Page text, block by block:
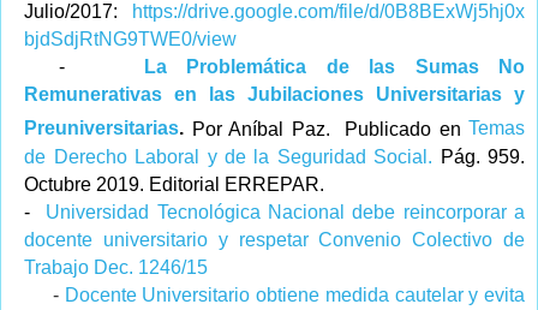
Julio/2017:
https://drive.google.com/file/d/0B8BExWj5hj0x
bjdSdjRtNG9TWE0/view
-
La Problemática de las Sumas No
Remunerativas en las Jubilaciones Universitarias y
Preuniversitarias. Por Aníbal Paz. Publicado enTemas
de Derecho Laboral y de la Seguridad Social . Pág. 959.
Octubre 2019. Editorial ERREPAR.
-
Universidad Tecnológica Nacional debe reincorporar a
docente universitario y respetar Convenio Colectivo de
Trabajo Dec. 1246/15
- Docente Universitario obtiene medida cautelar y evita